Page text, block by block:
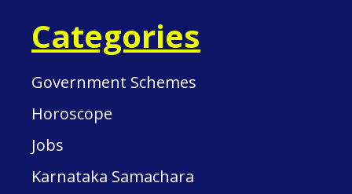
Categories
Government Schemes
Horoscope
Jobs
Karnataka Samachara